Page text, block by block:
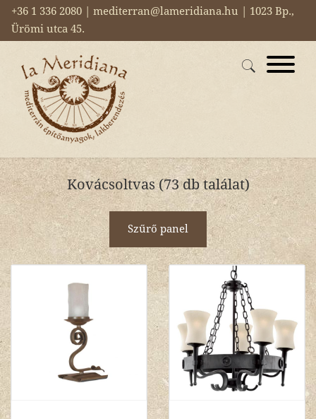
+36 1 336 2080 | mediterran@lameridiana.hu | 1023 Bp.,
Ürömi utca 45.
Kovácsoltvas (73 db találat)
Szűrő panel